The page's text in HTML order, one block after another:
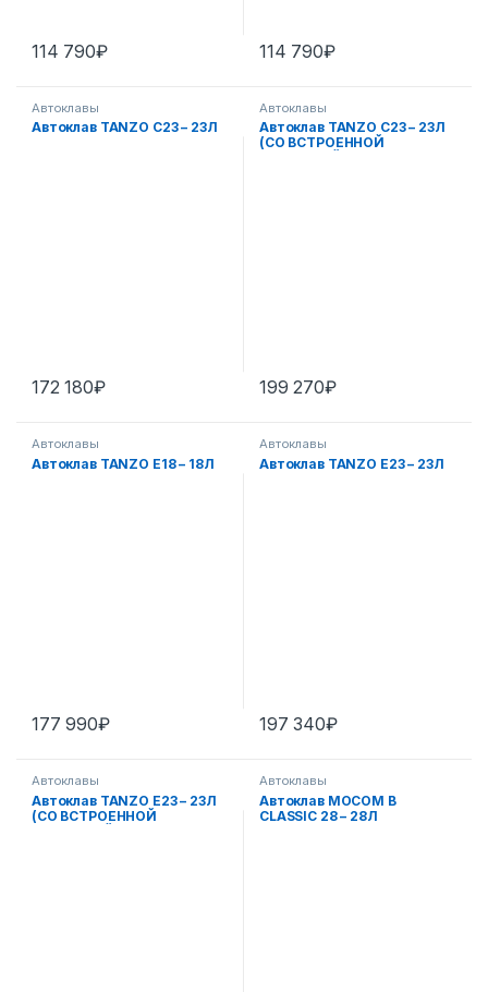
114 790₽ 114 790₽
Автоклавы
Автоклав TANZO C23 – 23Л
172 180₽
Автоклавы
Автоклав TANZO C23 – 23Л
(СО ВСТРОЕННОЙ
199 270₽
Автоклавы
Автоклав TANZO E18 – 18Л
177 990₽
Автоклавы
Автоклав TANZO E23 – 23Л
197 340₽
Автоклавы
Автоклав TANZO E23 – 23Л
(СО ВСТРОЕННОЙ
Автоклавы
Автоклав MOCOM B
CLASSIC 28 – 28Л